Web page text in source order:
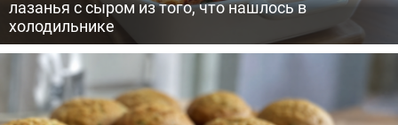
лазанья с сыром из того, что нашлось в
холодильнике